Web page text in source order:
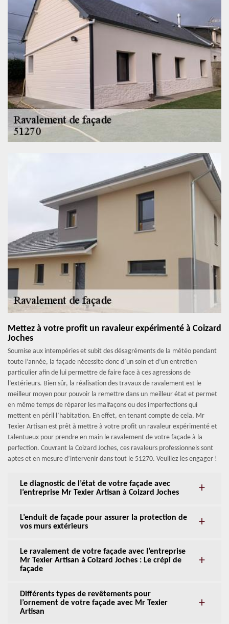
Mettez à votre profit un ravaleur expérimenté à Coizard
Joches
Soumise aux intempéries et subit des désagréments de la météo pendant
toute l’année, la façade nécessite donc d’un soin et d’un entretien
particulier afin de lui permettre de faire face à ces agressions de
l’extérieurs. Bien sûr, la réalisation des travaux de ravalement est le
meilleur moyen pour pouvoir la remettre dans un meilleur état et permet
en même temps de réparer les malfaçons ou des imperfections qui
mettent en péril l’habitation. En effet, en tenant compte de cela, Mr
Texier Artisan est prêt à mettre à votre profit un ravaleur expérimenté et
talentueux pour prendre en main le ravalement de votre façade à la
perfection. Couvrant la Coizard Joches, ces ravaleurs professionnels sont
aptes et en mesure d’intervenir dans tout le 51270. Veuillez les engager !
Le diagnostic de l’état de votre façade avec
l’entreprise Mr Texier Artisan à Coizard Joches
L’enduit de façade pour assurer la protection de
vos murs extérieurs
Le ravalement de votre façade avec l’entreprise
Mr Texier Artisan à Coizard Joches : Le crépi de
façade
Différents types de revêtements pour
l’ornement de votre façade avec Mr Texier
Artisan